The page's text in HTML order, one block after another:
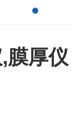
膜厚仪